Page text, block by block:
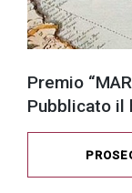
Premio
Pubblicato il